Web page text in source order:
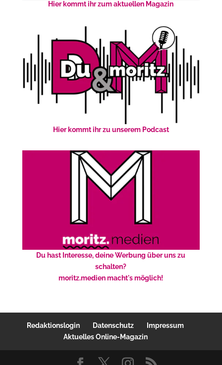
Hier kommt ihr zum aktuellen Magazin
Hier kommt ihr zu unserem Podcast
Du hast Interesse, deine Werbung über uns zu
schalten?
moritz.medien macht's möglich!
Redaktionslogin Datenschutz
Impressum
Aktuelles Online-Magazin